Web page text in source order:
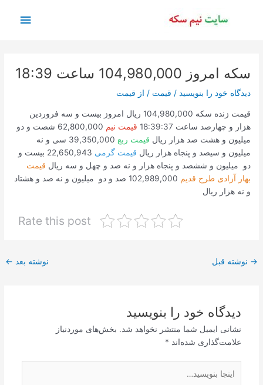
اصلی
سکه امروز 104,980,000 ساعت 18:39
دیدگاه‌ خود را بنویسید / قیمت / از قیمت
قیمت زنده سکه 104,980,000 ریال امروز بیست و سه فروردین
هزار و چهارصد ساعت 18:39:37
قیمت نیم
62,800,000 شصت و دو
میلیون و هشت صد هزار ریال قیمت ربع
39,350,000 سی و نه
میلیون و سیصد و پنجاه هزار ریال قیمت گرمی
22,650,943 بیست و
دو میلیون و ششصد و پنجاه هزار و نه صد و چهل و سه ریال قیمت
بهار آزادی طرح قدیم
102,989,000 صد و دو میلیون و نه صد و هشتاد
و نه هزار ریال
Rate this post
پیمایش
→ نوشته قبل نوشته بعد ←
دیدگاه‌ خود را بنویسید
نشانی ایمیل شما منتشر نخواهد شد. بخش‌های موردنیاز
علامت‌گذاری شده‌اند *
بنویسید…